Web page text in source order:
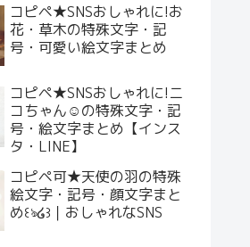
コピペ★SNSおしゃれに!お
花・草木の特殊文字・記
号・可愛い絵文字まとめ
コピペ★SNSおしゃれに!ニ
コちゃん☺︎の特殊文字・記
号・絵文字まとめ【インス
タ・LINE】
コピペ可★天使の羽の特殊
絵文字・記号・顔文字まと
め꒰ঌ໒꒱｜おしゃれなSNS